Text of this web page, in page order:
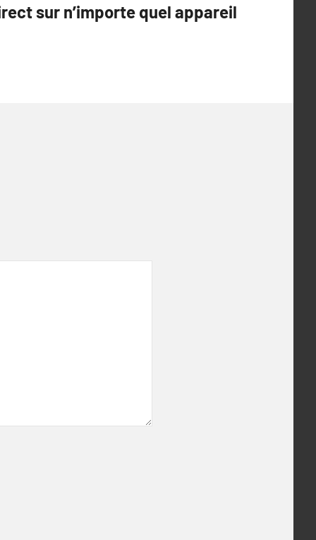
sur n’importe quel appareil